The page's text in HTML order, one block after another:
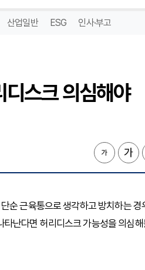
산업일반 ESG 인사·부고
디스크 의심해야
순 근육통으로 생각하고 방치하는 경
타난다면 허리디스크 가능성을 의심